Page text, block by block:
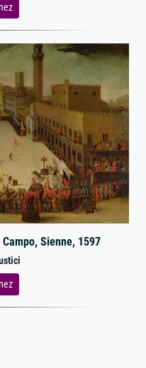
Sienne, 1597